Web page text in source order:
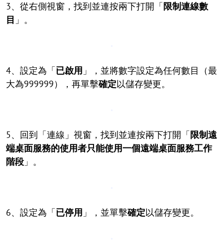
3、從右側視窗，找到並連按兩下打開「限制連線數
目 」。
4、設定為「已啟用 」，並將數字設定為任何數目（最
大為999999），再單擊確定以儲存變更。
5、回到「連線」視窗，找到並連按兩下打開「限制遠
端桌面服務的使用者只能使用一個遠端桌面服務工作
階段 」。
6、設定為「已停用 」，並單擊確定以儲存變更。